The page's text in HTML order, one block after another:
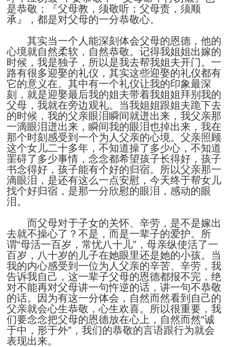
是恭敬；『父母教，须敬听；父母责，须顺
承』，都是对父母的一分恭敬心。
其实当一个人能深刻体会父母的恩德，他的
心境就自然柔软，自然恭敬。记得我姐姐出嫁的
时候，我是独子，所以是我去帮我姐夫开门。一
路有很多迎娶的礼仪，其实这些迎娶的礼仪都有
它的意义在。其中有一个礼仪让我的印象最深
刻，就是迎娶最后我的姐夫带着我姐姐拜别我的
父母，我就在旁边观礼。当我姐姐跟姐夫跪下去
的时候，我的父亲眼泪瞬间就迸出来，我父亲那
一滴眼泪迸出来，瞬间我的眼泪也掉出来，我在
那个时刻感受到一个为人父亲的心境。父亲照顾
这个女儿二十多年，不知道操了多少心，不知道
罣碍了多少事情，念念都希望孩子长得好，孩子
书念得好，孩子能有个好的归宿。所以父亲那一
滴眼泪，是还有这么一点安慰，今天终于帮女儿
找个好归宿，是那一分欣慰的眼泪，感动的眼
泪。
而父母对于子女的关怀、辛劳，是不是嫁出
去就不操心了？不是，而是一辈子的爱护。所
谓“母活一百岁，常忧八十儿”，母亲纵使活了一
百岁，八十岁的儿子在她眼里还是她的小孩。当
我的内心感受到一位为人父亲的辛苦、辛劳，我
告诉我自己，这一辈子父母的恩德都报不完，绝
对不能再对父母讲一句忤逆的话，讲一句不恭敬
的话。因为有这一分体会，自然而然看到自己的
父亲就会心生恭敬，心生欢喜。所以很重要，我
们要念念把父母的恩德放在心上，自然而然“诚
于中，形于外”，我们的恭敬的言语跟行为就会
表现出来。